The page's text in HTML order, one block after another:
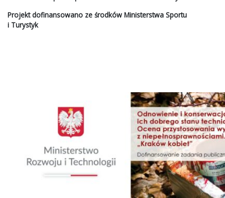
Projekt dofinansowano ze środków Ministerstwa Sportu
i Turystyk